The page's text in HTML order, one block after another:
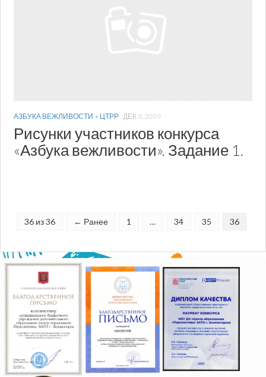
АЗБУКА ВЕЖЛИВОСТИ • ЦТРР ДЕК 8, 2009
Рисунки участников конкурса
«Азбука вежливости». Задание 1.
36 из 36 ← Ранее 1 … 34 35 36